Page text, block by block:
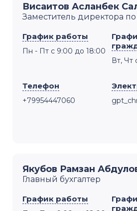
Висаитов Асланбек
Заместитель директора
График работы
Пн - Пт с 9:00 до 18:00
Вт, Чт
Телефон
+79954447060
Якубов Рамзан
Главный бухгалтер
График работы